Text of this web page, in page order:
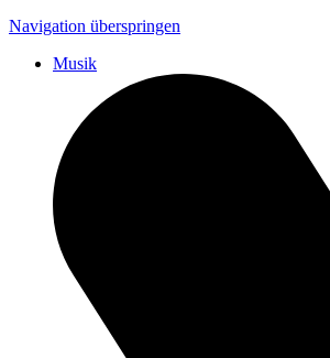
Navigation überspringen
Musik